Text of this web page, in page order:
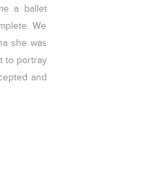
a ballet
We
she was
to portray
and